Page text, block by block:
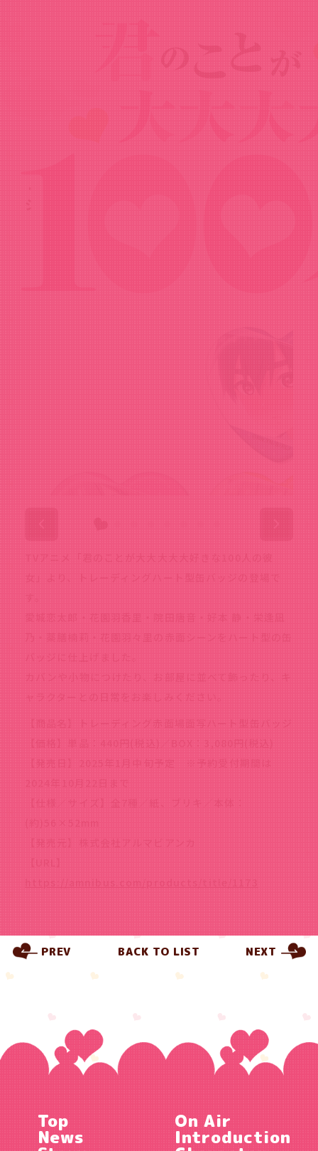
Goods
トレーディング赤面場面写ハート型缶バッ
ジ
TVアニメ「君のことが大大大大大好きな100人の彼
女」より、トレーディングハート型缶バッジの登場で
す。
愛城恋太郎・花園羽香里・院田唐音・好本 静・栄逢凪
乃・薬膳楠莉・花園羽々里の赤面シーンをハート型の缶
バッジに仕上げました。
カバンや小物につけたり、お部屋に並べて飾ったり、キ
ャラクターとの日常をお楽しみください。
【商品名】トレーディング赤面場面写ハート型缶バッジ
【価格】単品：440円(税込)／BOX：3,080円(税込)
【発売日】2025年1月中旬予定 ※予約受付期間は
2024年10月22日まで
【仕様／サイズ】全7種／紙、ブリキ／本体：
(約)56×52mm
【発売元】株式会社アルマビアンカ
【URL】
https://amnibus.com/products/title/1173
PREV BACK TO LIST NEXT
Top On Air
News Introduction